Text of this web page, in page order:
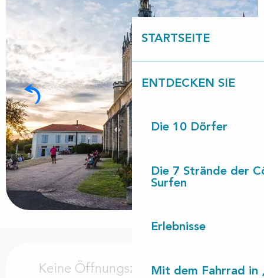
STARTSEITE
ENTDECKEN SIE
Die 10 Dörfer
Die 7 Strände der
Surfen
Erlebnisse
Mit dem Fahrrad in
Keine Öffnungszeiten hinterlegt